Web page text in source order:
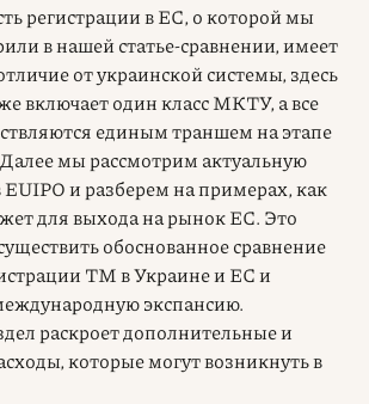
регистрации в ЕС, о которой мы
в нашей статье-сравнении, имеет
от украинской системы, здесь
включает один класс МКТУ, а все
единым траншем на этапе
мы рассмотрим актуальную
EUIPO и разберем на примерах, как
для выхода на рынок ЕС. Это
обоснованное сравнение
ТМ в Украине и ЕС и
экспансию.
раскроет дополнительные и
которые могут возникнуть в